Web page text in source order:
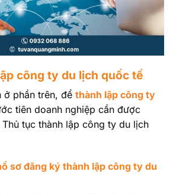
công ty du lịch quốc tế
ở phần trên, để thành lập công ty
tiên doanh nghiệp cần được
tục thành lập công ty du lịch
sơ đăng ký thành lập công ty du